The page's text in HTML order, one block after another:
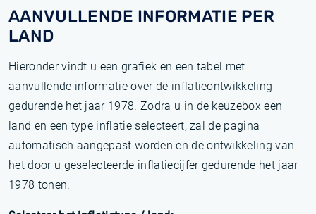
AANVULLENDE INFORMATIE PER
LAND
Hieronder vindt u een grafiek en een tabel met
aanvullende informatie over de inflatieontwikkeling
gedurende het jaar 1978. Zodra u in de keuzebox een
land en een type inflatie selecteert, zal de pagina
automatisch aangepast worden en de ontwikkeling van
het door u geselecteerde inflatiecijfer gedurende het jaar
1978 tonen.